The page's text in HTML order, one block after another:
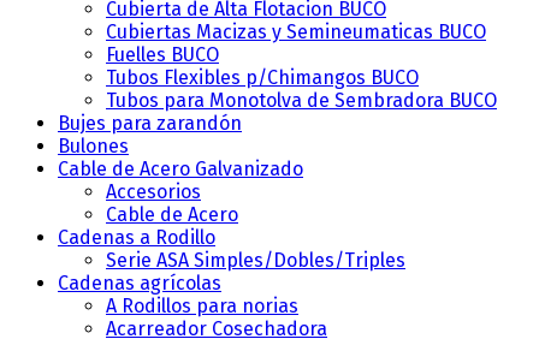
Cubierta de Alta Flotacion BUCO
Cubiertas Macizas y Semineumaticas BUCO
Fuelles BUCO
Tubos Flexibles p/Chimangos BUCO
Tubos para Monotolva de Sembradora BUCO
Bujes para zarandón
Bulones
Cable de Acero Galvanizado
Accesorios
Cable de Acero
Cadenas a Rodillo
Serie ASA Simples/Dobles/Triples
Cadenas agrícolas
A Rodillos para norias
Acarreador Cosechadora